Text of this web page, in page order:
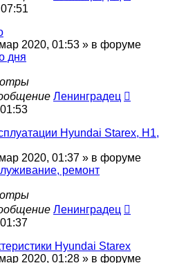
2020, 01:53 » в форуме
дня
Ленинградец
Hyundai Starex, H1,
2020, 01:37 » в форуме
ремонт
Ленинградец
Hyundai Starex
2020, 01:28 » в форуме